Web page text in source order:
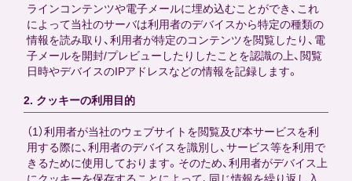
ラインコンテンツや電子メールに埋め込むことができ、これ
によって当社のサーバは利用者のデバイスから特定の種類の
情報を読み取り、利用者が特定のコンテンツを閲覧したり、電
子メールを開封/プレビューしたりしたことを認識の上、閲覧
日時やデバイスのIPアドレスなどの情報を記録します。
2. クッキーの利用目的
（1）利用者が当社のウェブサイトを閲覧及び本サービスを利
用する際に、利用者のデバイスを識別し、サービス等を利用で
きるために使用しております。そのため、利用者がデバイス上